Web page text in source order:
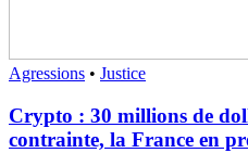
Agressions • Justice
Crypto : 30 millions de
contrainte, la France en